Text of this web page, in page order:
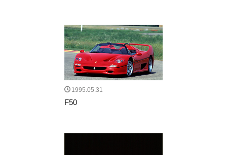
1995.05.31
F50